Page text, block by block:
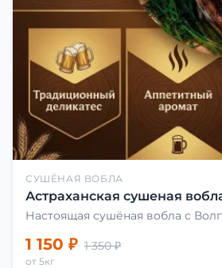
СУШЁНАЯ ВОБЛА
Астраханская сушеная
Настоящая сушёная вобла с
1 150 ₽ 1 350 ₽
от 5кг